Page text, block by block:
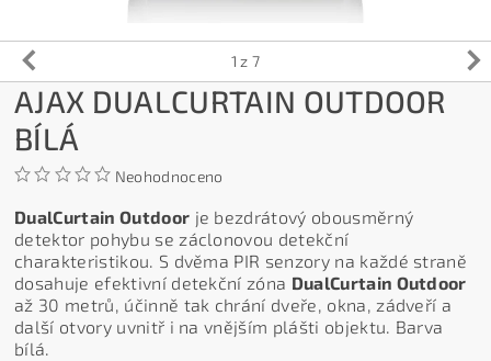
1 z 7
AJAX DUALCURTAIN OUTDOOR
BÍLÁ
Neohodnoceno
DualCurtain Outdoor je bezdrátový obousměrný
detektor pohybu se záclonovou detekční
charakteristikou. S dvěma PIR senzory na každé straně
dosahuje efektivní detekční zóna DualCurtain Outdoor
až 30 metrů, účinně tak chrání dveře, okna, zádveří a
další otvory uvnitř i na vnějším plášti objektu. Barva
bílá.